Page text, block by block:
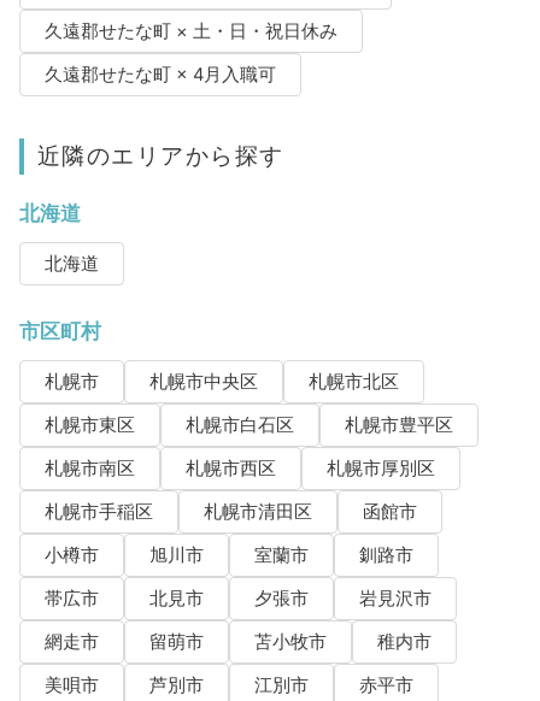
久遠郡せたな町 × 土・日・祝日休み
久遠郡せたな町 × 4月入職可
近隣のエリアから探す
北海道
北海道
市区町村
札幌市 札幌市中央区
札幌市北区
札幌市東区
札幌市白石区
札幌市豊平区
札幌市南区
札幌市西区
札幌市厚別区
札幌市手稲区
札幌市清田区
函館市
小樽市
旭川市 室蘭市
釧路市
帯広市
北見市 夕張市
岩見沢市
網走市
留萌市 苫小牧市
稚内市
美唄市
芦別市 江別市 赤平市